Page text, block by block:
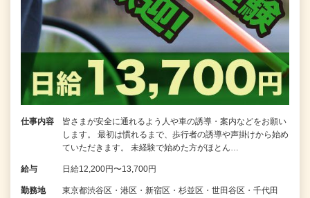
仕事内容
皆さまが安全に通れるよう人や車の誘導・案内などをお願い
します。 最初は慣れるまで、歩行者の誘導や声掛けから始め
ていただきます。 未経験で始めた方がほとん…
給与 日給12,200円〜13,700円
勤務地
東京都渋谷区・港区・新宿区・杉並区・世田谷区・千代田